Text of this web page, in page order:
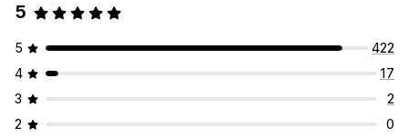
5
5
422
4
17
3
2
2
0